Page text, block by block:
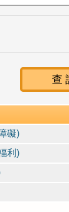
礙)
利)